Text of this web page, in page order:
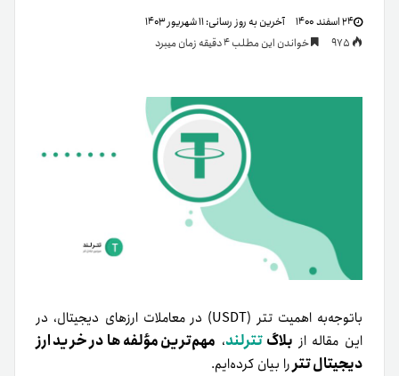
۲۴ اسفند ۱۴۰۰ آخرین به روز رسانی:۱۱ شهریور ۱۴۰۳
خواندن این مطلب 4 دقیقه زمان میبرد
باتوجه‌به اهمیت تتر (USDT) در معاملات ارزهای دیجیتال، در
این مقاله از بلاگتترلند، مهم‌ترین مؤلفه‌ها در خرید ارز
دیجیتال تتررا بیان کرده‌ایم.